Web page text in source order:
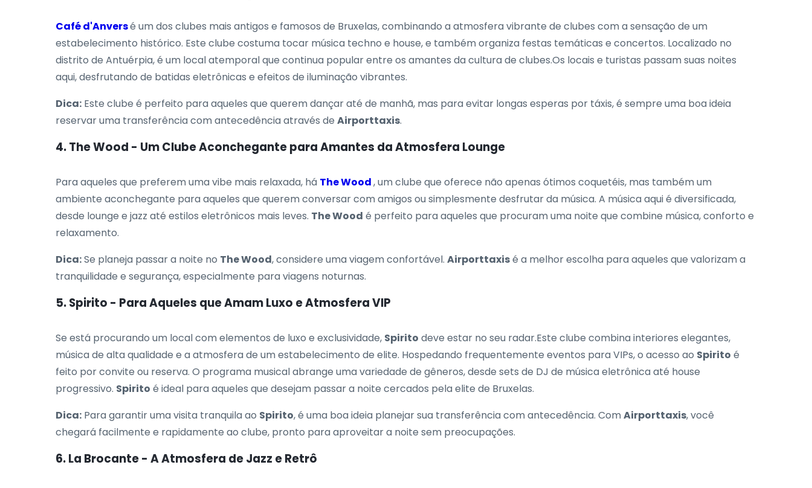
Café d'Anversé um dos clubes mais antigos e famosos de Bruxelas, combinando a atmosfera vibrante de clubes com a sensação de um
estabelecimento histórico. Este clube costuma tocar música techno e house, e também organiza festas temáticas e concertos. Localizado no
distrito de Antuérpia, é um local atemporal que continua popular entre os amantes da cultura de clubes.Os locais e turistas passam suas noites
aqui, desfrutando de batidas eletrônicas e efeitos de iluminação vibrantes.
Dica: Este clube é perfeito para aqueles que querem dançar até de manhã, mas para evitar longas esperas por táxis, é sempre uma boa ideia
reservar uma transferência com antecedência através de Airporttaxis.
4. The Wood - Um Clube Aconchegante para Amantes da Atmosfera Lounge
Para aqueles que preferem uma vibe mais relaxada, há The Wood, um clube que oferece não apenas ótimos coquetéis, mas também um
ambiente aconchegante para aqueles que querem conversar com amigos ou simplesmente desfrutar da música. A música aqui é diversificada,
desde lounge e jazz até estilos eletrônicos mais leves. The Wood é perfeito para aqueles que procuram uma noite que combine música, conforto e
relaxamento.
Dica:Se planeja passar a noite no The Wood, considere uma viagem confortável. Airporttaxisé a melhor escolha para aqueles que valorizam a
tranquilidade e segurança, especialmente para viagens noturnas.
5. Spirito - Para Aqueles que Amam Luxo e Atmosfera VIP
Se está procurando um local com elementos de luxo e exclusividade, Spirito deve estar no seu radar.Este clube combina interiores elegantes,
música de alta qualidade e a atmosfera de um estabelecimento de elite. Hospedando frequentemente eventos para VIPs, o acesso ao Spirito é
feito por convite ou reserva. O programa musical abrange uma variedade de gêneros, desde sets de DJ de música eletrônica até house
progressivo. Spirito é ideal para aqueles que desejam passar a noite cercados pela elite de Bruxelas.
Dica: Para garantir uma visita tranquila ao Spirito, é uma boa ideia planejar sua transferência com antecedência. ComAirporttaxis, você
chegará facilmente e rapidamente ao clube, pronto para aproveitar a noite sem preocupações.
6. La Brocante - A Atmosfera de Jazz e Retrô